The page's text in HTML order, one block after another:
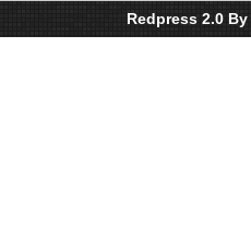
Redpress 2.0